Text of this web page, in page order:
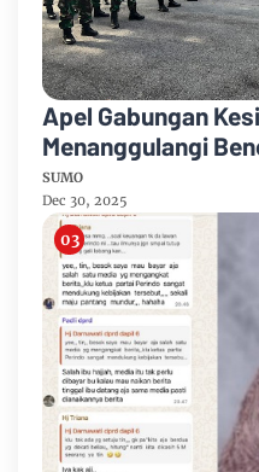
Apel Gabungan
Menanggulangi
Bengkalis
SUMO
Dec 30, 2025